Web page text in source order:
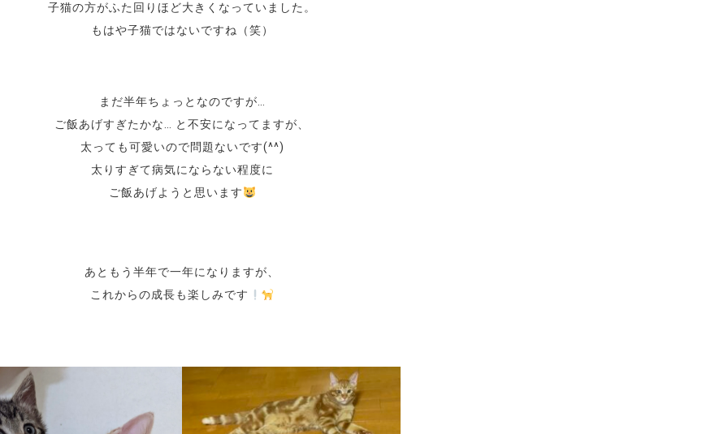
子猫の方がふた回りほど大きくなっていました。
もはや子猫ではないですね（笑）
まだ半年ちょっとなのですが…
ご飯あげすぎたかな… と不安になってますが、
太っても可愛いので問題ないです(^^)
太りすぎて病気にならない程度に
ご飯あげようと思います
あともう半年で一年になりますが、
これからの成長も楽しみです